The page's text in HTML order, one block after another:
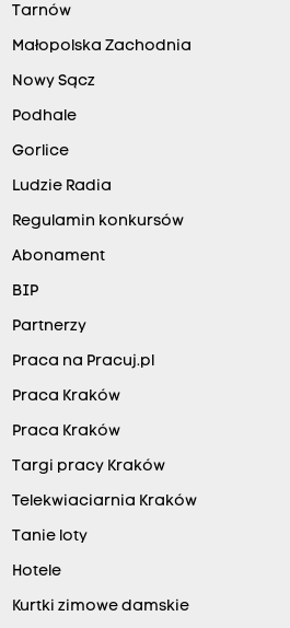
Tarnów
Małopolska Zachodnia
Nowy Sącz
Podhale
Gorlice
Ludzie Radia
Regulamin konkursów
Abonament
BIP
Partnerzy
Praca na Pracuj.pl
Praca Kraków
Praca Kraków
Targi pracy Kraków
Telekwiaciarnia Kraków
Tanie loty
Hotele
Kurtki zimowe damskie